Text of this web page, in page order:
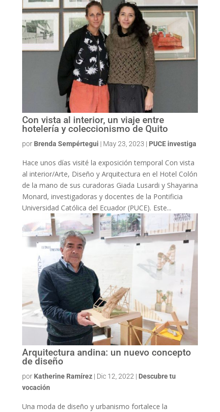
Con vista al interior, un viaje entre
hotelería y coleccionismo de Quito
por Brenda Sempértegui | May 23, 2023 | PUCE investiga
Hace unos días visité la exposición temporal Con vista
al interior/Arte, Diseño y Arquitectura en el Hotel Colón
de la mano de sus curadoras Giada Lusardi y Shayarina
Monard, investigadoras y docentes de la Pontificia
Universidad Católica del Ecuador (PUCE). Este...
Arquitectura andina: un nuevo concepto
de diseño
por Katherine Ramírez| Dic 12, 2022 | Descubre tu
vocación
Una moda de diseño y urbanismo fortalece la